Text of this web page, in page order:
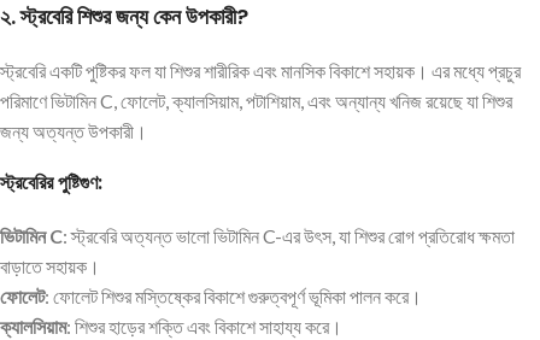
২. স্ট্রবেরি শিশুর জন্য কেন উপকারী?
স্ট্রবেরি একটি পুষ্টিকর ফল যা শিশুর শারীরিক এবং মানসিক বিকাশে সহায়ক। এর মধ্যে প্রচুর
পরিমাণে ভিটামিন C, ফোলেট, ক্যালসিয়াম, পটাশিয়াম, এবং অন্যান্য খনিজ রয়েছে যা শিশুর
জন্য অত্যন্ত উপকারী।
স্ট্রবেরির পুষ্টিগুণ:
ভিটামিন C: স্ট্রবেরি অত্যন্ত ভালো ভিটামিন C-এর উৎস, যা শিশুর রোগ প্রতিরোধ ক্ষমতা
বাড়াতে সহায়ক।
ফোলেট: ফোলেট শিশুর মস্তিষ্কের বিকাশে গুরুত্বপূর্ণ ভূমিকা পালন করে।
ক্যালসিয়াম: শিশুর হাড়ের শক্তি এবং বিকাশে সাহায্য করে।